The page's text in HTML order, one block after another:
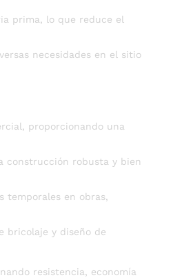
prima, lo que reduce el
necesidades en el sitio
proporcionando una
construcción robusta y bien
temporales en obras,
bricolaje y diseño de
resistencia, economía